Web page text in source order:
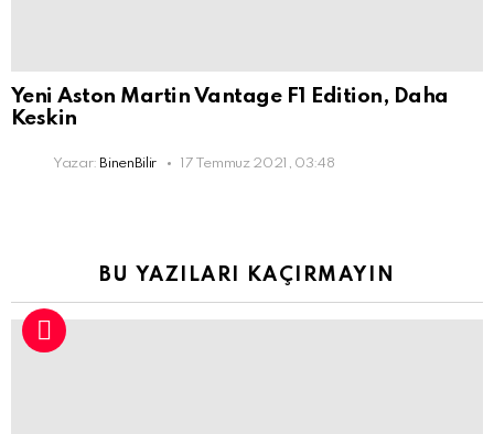
Yeni Aston Martin Vantage F1 Edition, Daha
Keskin
Yazar: BinenBilir 17 Temmuz 2021, 03:48
BU YAZILARI KAÇIRMAYIN